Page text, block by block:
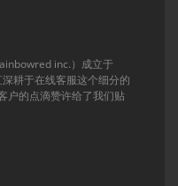
inc.）成立于
耕于在线客服这个细分的
户的点滴赞许给了我们贴